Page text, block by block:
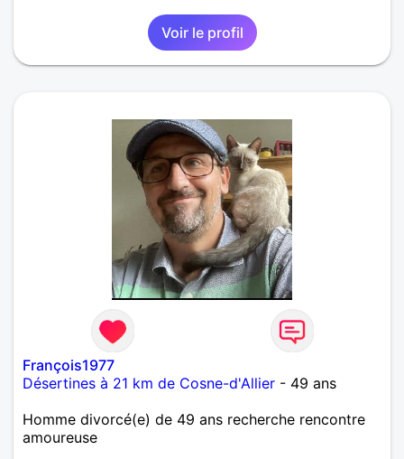
Voir le profil
François1977
Désertines à 21 km de Cosne-d'Allier - 49 ans
Homme divorcé(e) de 49 ans recherche rencontre
amoureuse